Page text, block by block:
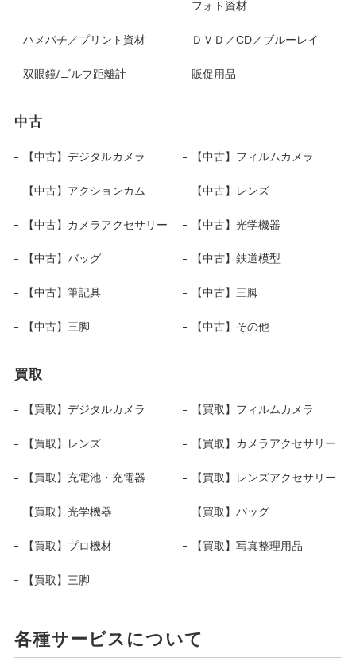
フォト資材
ハメパチ／プリント資材 ＤＶＤ／CD／ブルーレイ
双眼鏡/ゴルフ距離計 販促用品
中古
【中古】デジタルカメラ 【中古】フィルムカメラ
【中古】アクションカム 【中古】レンズ
【中古】カメラアクセサリー 【中古】光学機器
【中古】バッグ 【中古】鉄道模型
【中古】筆記具 【中古】三脚
【中古】三脚 【中古】その他
買取
【買取】デジタルカメラ 【買取】フィルムカメラ
【買取】レンズ 【買取】カメラアクセサリー
【買取】充電池・充電器 【買取】レンズアクセサリー
【買取】光学機器 【買取】バッグ
【買取】プロ機材 【買取】写真整理用品
【買取】三脚
各種サービスについて